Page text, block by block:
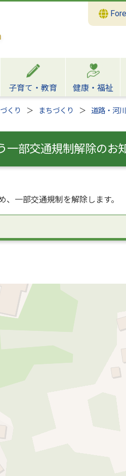
子育て・教育 健康・福祉
くり まちづくり 道路・河
一部交通規制解除のお
一部交通規制を解除します。